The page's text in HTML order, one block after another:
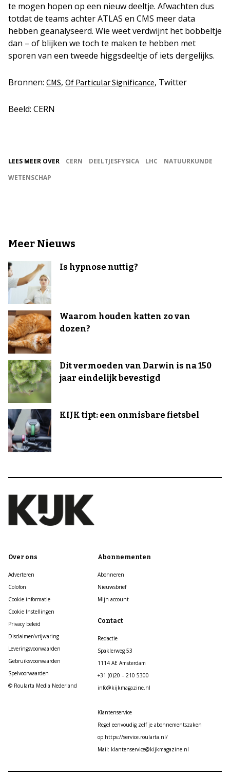
te mogen hopen op een nieuw deeltje. Afwachten dus
totdat de teams achter ATLAS en CMS meer data
hebben geanalyseerd. Wie weet verdwijnt het bobbeltje
dan – of blijken we toch te maken te hebben met
sporen van een tweede higgsdeeltje of iets dergelijks.
Bronnen: CMS, Of Particular Significance, Twitter
Beeld: CERN
LEES MEER OVER CERN DEELTJESFYSICA LHC
NATUURKUNDE
WETENSCHAP
Meer Nieuws
Is hypnose nuttig?
Waarom houden katten zo van
dozen?
Dit vermoeden van Darwin is na 150
jaar eindelijk bevestigd
KIJK tipt: een onmisbare fietsbel
Over ons
Adverteren
Colofon
Cookie informatie
Cookie Instellingen
Privacy beleid
Disclaimer/vrijwaring
Leveringsvoorwaarden
Gebruiksvoorwaarden
Spelvoorwaarden
© Roularta Media Nederland
Abonnementen
Abonneren
Nieuwsbrief
Mijn account
Contact
Redactie
Spaklerweg 53
1114 AE Amsterdam
+31 (0)20 – 210 5300
info@kijkmagazine.nl
Klantenservice
Regel eenvoudig zelf je abonnementszaken
op https://service.roularta.nl/
Mail: klantenservice@kijkmagazine.nl